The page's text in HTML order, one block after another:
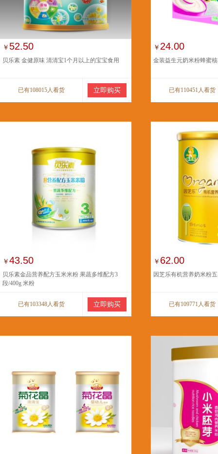
￥ 52.50
贝乐素 金健原味 清清宝1个月以上的宝宝食用
已有108015人看货 立即购买
￥ 24.00
金装益生元奶米粉蜂蜜
已有110451人看货
￥43.50
贝乐素金品营养配方玉米米粉 果蔬多维配方3
段/400g 米粉
已有103348人看货 立即购买
￥ 62.00
因芝乐有机营养奶米粉
已有109771人看货